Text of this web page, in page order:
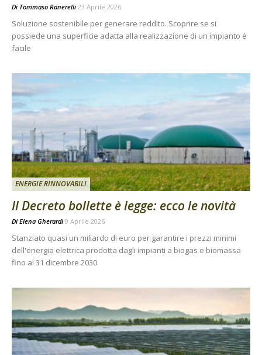
Di Tommaso Ranerelli 23 Aprile 2026
Soluzione sostenibile per generare reddito. Scoprire se si
possiede una superficie adatta alla realizzazione di un impianto è
facile
ENERGIE RINNOVABILI
Il Decreto bollette è legge: ecco le novità
Di Elena Gherardi 9 Aprile 2026
Stanziato quasi un miliardo di euro per garantire i prezzi minimi
dell'energia elettrica prodotta dagli impianti a biogas e biomassa
fino al 31 dicembre 2030